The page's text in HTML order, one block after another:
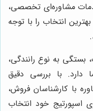
مشاوره‌ای تخصصی،
انتخاب را با توجه
بستگی به نوع رانندگی،
با بررسی دقیق
با کارشناسان فروش،
اسپورتیج خود انتخاب